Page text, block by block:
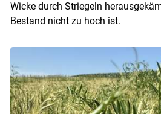
Wicke durch Striegeln
Bestand nicht zu hoch ist.